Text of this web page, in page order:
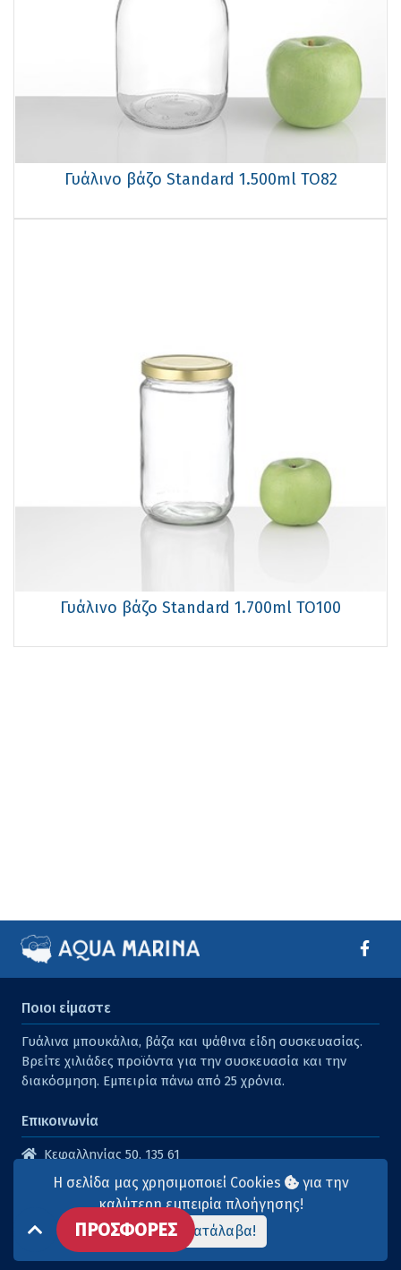
Γυάλινο βάζο Standard 1.500ml TO82
Γυάλινο βάζο Standard 1.700ml TO100
Ποιοι είμαστε
Γυάλινα μπουκάλια, βάζα και ψάθινα είδη συσκευασίας.
Βρείτε χιλιάδες προϊόντα για την συσκευασία και την
διακόσμηση. Εμπειρία πάνω από 25 χρόνια.
Επικοινωνία
Κεφαλληνίας 50, 135 61
Άγιοι Ανάργυροι
210 2614316
210 2615904
info@aqua-marina.gr
ΠΡΟΣΦΟΡΕΣ
Η σελίδα μας χρησιμοποιεί Cookies
για την
καλύτερη εμπειρία πλοήγησης!
Το κατάλαβα!